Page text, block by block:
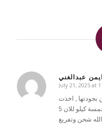
ايمن عبدالغني
says:
July 21, 2025 at
بجودتها , اخذت
منها للمحل تبعي 3 بطاريات ابو خمسة كيلو للان 5
شحن وتفريغ